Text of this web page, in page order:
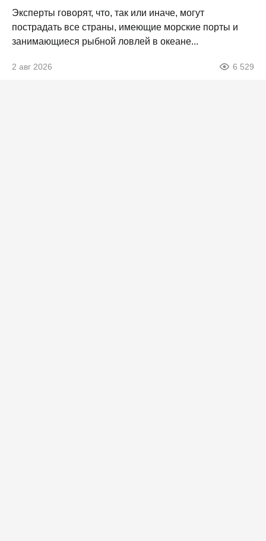
Эксперты говорят, что, так или иначе, могут
пострадать все страны, имеющие морские порты и
занимающиеся рыбной ловлей в океане...
2 авг 2026 6 529